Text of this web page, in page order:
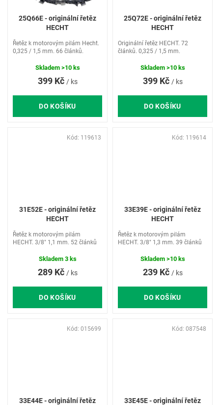
25Q66E - originální řetěz
HECHT
399 Kč / ks
DO KOŠÍKU
Řetěz k motorovým pilám Hecht.
0,325 / 1,5 mm. 66 článků.
Skladem >10 ks
25Q72E - originální řetěz
HECHT
399 Kč / ks
DO KOŠÍKU
Originální řetěz HECHT. 72
článků. 0,325 / 1,5 mm.
Skladem >10 ks
31E52E - originální řetěz
HECHT
289 Kč / ks
DO KOŠÍKU
Řetěz k motorovým pilám
HECHT. 3/8" 1,1 mm. 52 článků
Skladem 3 ks
Kód: 119613
33E39E - originální řetěz
HECHT
239 Kč / ks
DO KOŠÍKU
Řetěz k motorovým pilám
HECHT. 3/8" 1,3 mm. 39 článků
Skladem >10 ks
Kód: 119614
33E44E - originální řetěz
Kód: 015699
33E45E - originální řetěz
Kód: 087548